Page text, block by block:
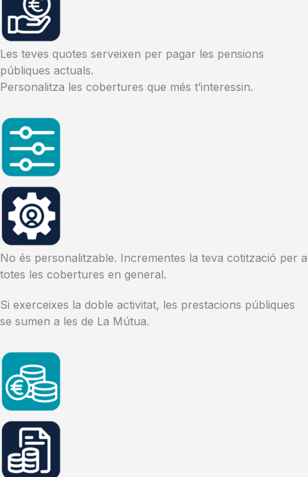
Les teves quotes serveixen per pagar les pensions
públiques actuals.
Personalitza les cobertures que més t’interessin.
No és personalitzable. Incrementes la teva cotització per a
totes les cobertures en general.
Si exerceixes la doble activitat, les prestacions públiques
se sumen a les de La Mútua.